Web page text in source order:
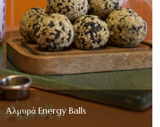
Αλμυρά Energy Balls